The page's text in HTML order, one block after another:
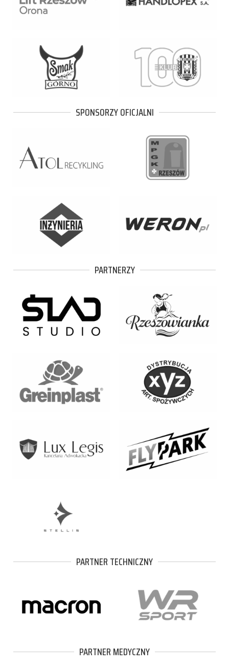
SPONSORZY OFICJALNI
PARTNERZY
PARTNER TECHNICZNY
PARTNER MEDYCZNY